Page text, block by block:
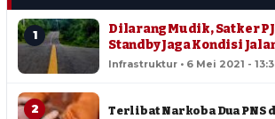
1
Dilarang Mudik, Satker
Standby Jaga Kondisi
Infrastruktur • 6 Mei 2021 -
2 Terlibat Narkoba Dua PNS